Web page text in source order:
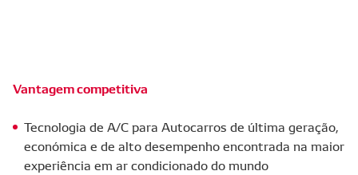
Vantagem competitiva
Tecnologia de A/C para Autocarros de última geração,
económica e de alto desempenho encontrada na maior
experiência em ar condicionado do mundo